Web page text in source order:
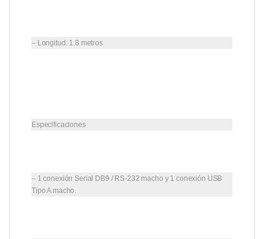
– Longitud: 1.8 metros
Especificaciones
– 1 conexión Serial DB9 / RS-232 macho y 1 conexión USB
Tipo A macho.